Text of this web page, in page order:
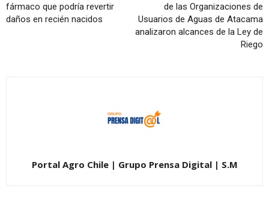
fármaco que podría revertir
daños en recién nacidos
de las Organizaciones de
Usuarios de Aguas de Atacama
analizaron alcances de la Ley de
Riego
Portal Agro Chile | Grupo Prensa Digital | S.M